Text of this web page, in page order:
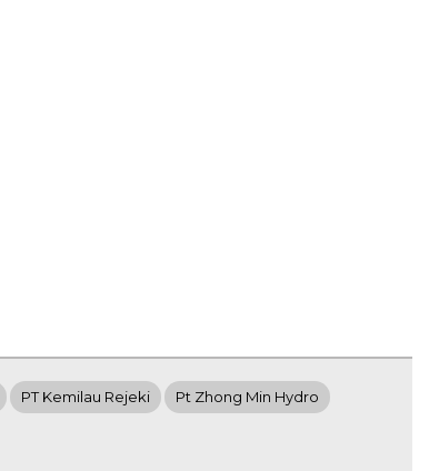
PT Kemilau Rejeki Pt Zhong Min Hydro